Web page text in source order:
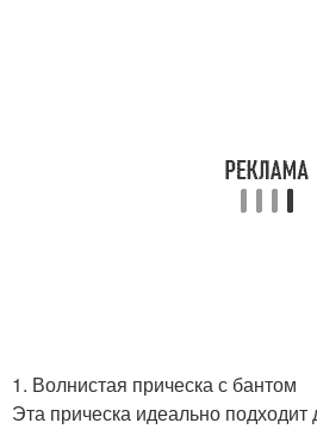
1. Волнистая прическа с бантом
Эта прическа идеально подходит